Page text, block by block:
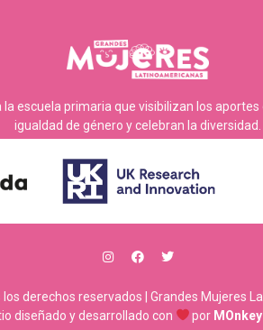
la escuela primaria que visibilizan los
igualdad de género y celebran la diversidad.
derechos reservados | Grandes Mujeres
diseñado y desarrollado con
por